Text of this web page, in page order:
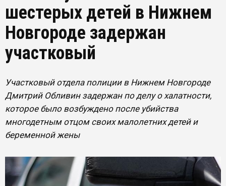
шестерых детей в Нижнем
Новгороде задержан
участковый
Участковый отдела полиции в Нижнем Новгороде
Дмитрий Обливин задержан по делу о халатности,
которое было возбуждено после убийства
многодетным отцом своих малолетних детей и
беременной жены